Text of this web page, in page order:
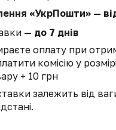
«УкрПошти» —
— до 7 днів
оплату при
комісію у
+ 10 грн
залежить від